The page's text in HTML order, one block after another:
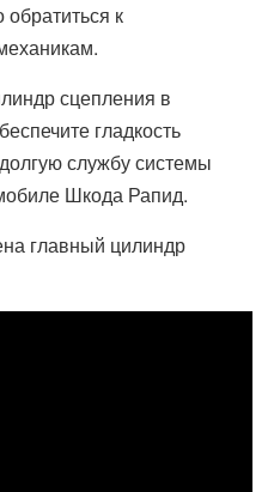
к
сцепления в
гладкость
службу системы
Шкода Рапид.
главный цилиндр